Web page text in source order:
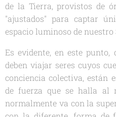
de la Tierra, provistos de
"ajustados" para captar
espacio luminoso de nuestro
Es evidente, en este
deben viajar seres cuyos
conciencia colectiva, están
de fuerza que se halla al
normalmente va con la